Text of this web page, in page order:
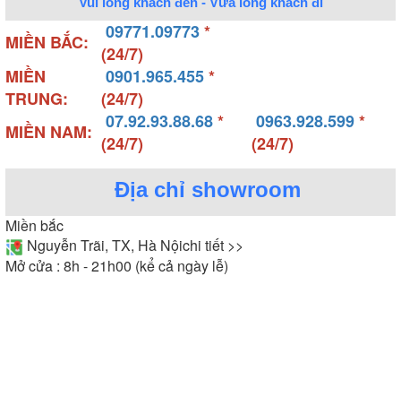
MIỀN BẮC: 09771.09773*
(24/7)
MIỀN
TRUNG:
0901.965.455*
(24/7)
MIỀN NAM:
07.92.93.88.68*
(24/7)
0963.928.599*
(24/7)
Địa chỉ showroom
Miền bắc
Nguyễn Trãi, TX, Hà Nộichi tiết >>
Mở cửa : 8h - 21h00 (kể cả ngày lễ)